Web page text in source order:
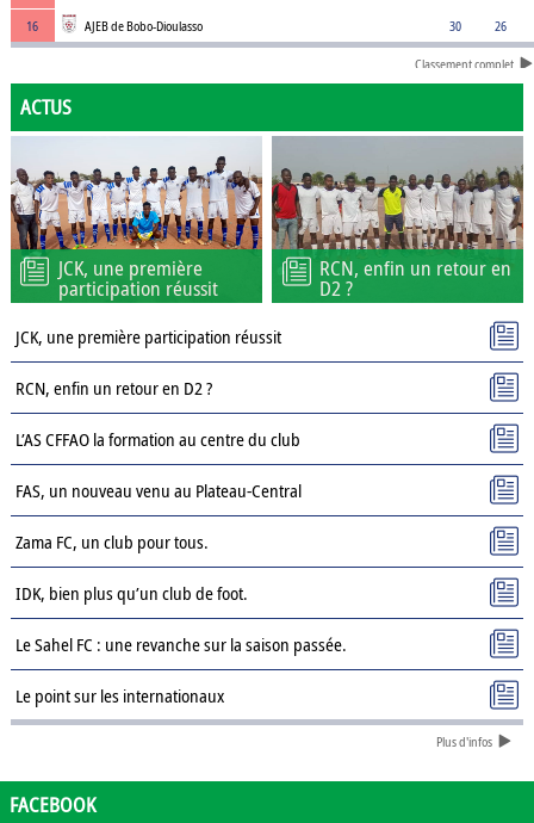
16
AJEB de Bobo-Dioulasso 30 26
Classement complet
ACTUS
JCK, une première
participation réussit
RCN, enfin un retour en
D2 ?
JCK, une première participation réussit
RCN, enfin un retour en D2 ?
L’AS CFFAO la formation au centre du club
FAS, un nouveau venu au Plateau-Central
Zama FC, un club pour tous.
IDK, bien plus qu’un club de foot.
Le Sahel FC : une revanche sur la saison passée.
Le point sur les internationaux
Présentation des clubs de D3 : ASPC Tenkodogo
Plus d'infos
FACEBOOK